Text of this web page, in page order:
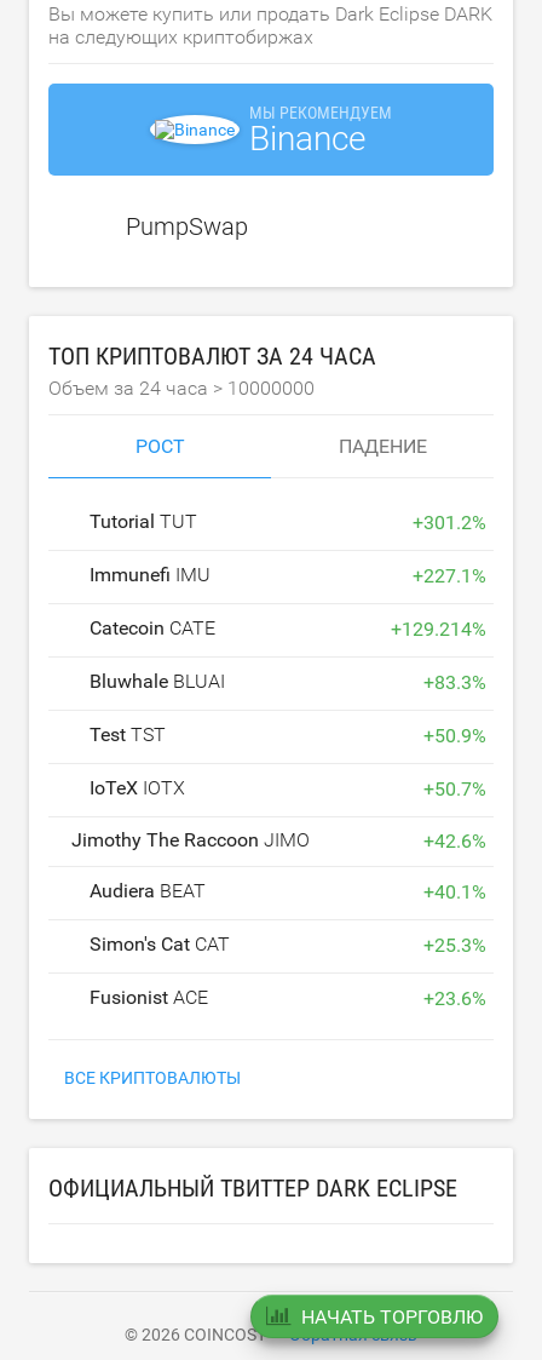
Вы можете купить или продать Dark Eclipse DARK
на следующих криптобиржах
МЫ РЕКОМЕНДУЕМ
Binance
PumpSwap
ТОП КРИПТОВАЛЮТ ЗА 24 ЧАСА
Объем за 24 часа > 10000000
РОСТ ПАДЕНИЕ
Tutorial TUT +301.2%
Immunefi IMU +227.1%
Catecoin CATE +129.214%
Bluwhale BLUAI +83.3%
Test TST +50.9%
IoTeX IOTX +50.7%
Jimothy The Raccoon JIMOTHY +42.6%
Audiera BEAT +40.1%
Simon's Cat CAT +25.3%
Fusionist ACE +23.6%
ВСЕ КРИПТОВАЛЮТЫ
ОФИЦИАЛЬНЫЙ ТВИТТЕР DARK ECLIPSE
© 2026 COINCOST Обратная связь
НАЧАТЬ ТОРГОВЛЮ